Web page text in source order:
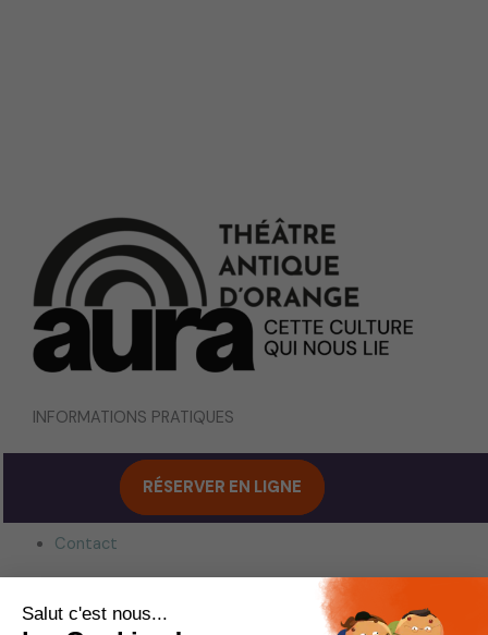
RÉSERVER EN LIGNE
INFORMATIONS PRATIQUES
Tarifs
Contact
Vous êtes :